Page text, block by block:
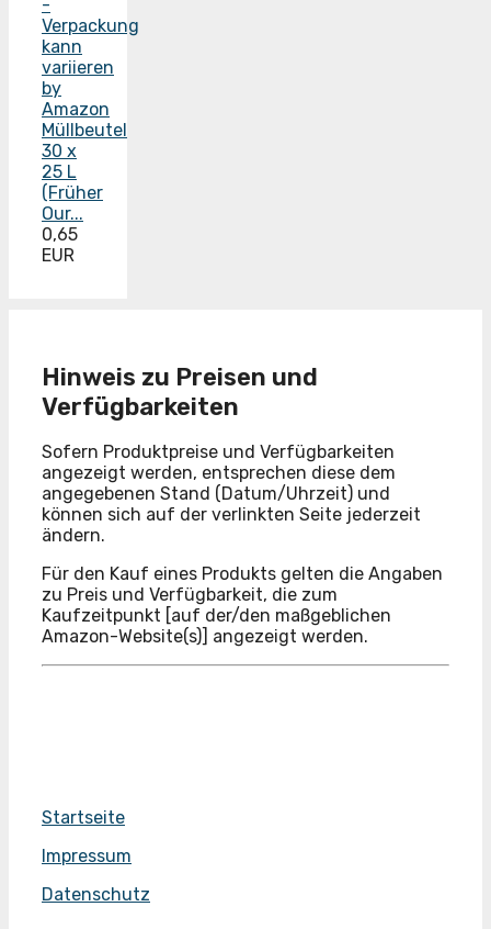
by
Amazon
Müllbeutel
30 x
25 L
(Früher
Our...
0,65
EUR
Hinweis zu Preisen und
Verfügbarkeiten
Sofern Produktpreise und Verfügbarkeiten
angezeigt werden, entsprechen diese dem
angegebenen Stand (Datum/Uhrzeit) und
können sich auf der verlinkten Seite jederzeit
ändern.
Für den Kauf eines Produkts gelten die Angaben
zu Preis und Verfügbarkeit, die zum
Kaufzeitpunkt [auf der/den maßgeblichen
Amazon-Website(s)] angezeigt werden.
Startseite
Impressum
Datenschutz